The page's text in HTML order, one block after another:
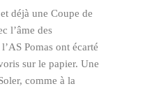
déjà une Coupe de
l’âme des
Pomas ont écarté
sur le papier. Une
comme à la